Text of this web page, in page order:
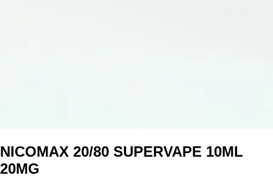
NICOMAX 20/80 SUPERVAPE 10ML
20MG